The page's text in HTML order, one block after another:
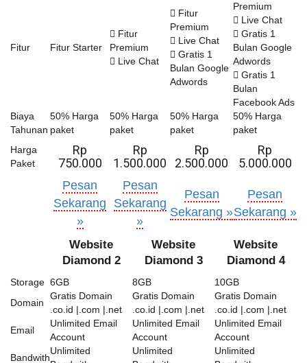
Fitur Fitur Starter
Fitur
Premium
Live Chat
Fitur
Premium
Live Chat
Gratis 1
Bulan Google
Adwords
Premium
Live Chat
Gratis 1
Bulan Google
Adwords
Gratis 1
Bulan
Facebook Ads
Biaya
Tahunan
50% Harga
paket
50% Harga
paket
50% Harga
paket
50% Harga
paket
Harga
Paket
Rp
750.000
Rp
1.500.000
Rp
2.500.000
Rp
5.000.000
Pesan
Sekarang
»
Pesan
Sekarang
»
Pesan
Sekarang »
Pesan
Sekarang »
Website
Diamond 2
Website
Diamond 3
Website
Diamond 4
Storage 6GB 8GB
10GB
Domain
Gratis Domain
.co.id |.com |.net
Gratis Domain
.co.id |.com |.net
Gratis Domain
.co.id |.com |.net
Email
Unlimited Email
Account
Unlimited Email
Account
Unlimited Email
Account
Bandwith
Unlimited
Unlimited
Unlimited